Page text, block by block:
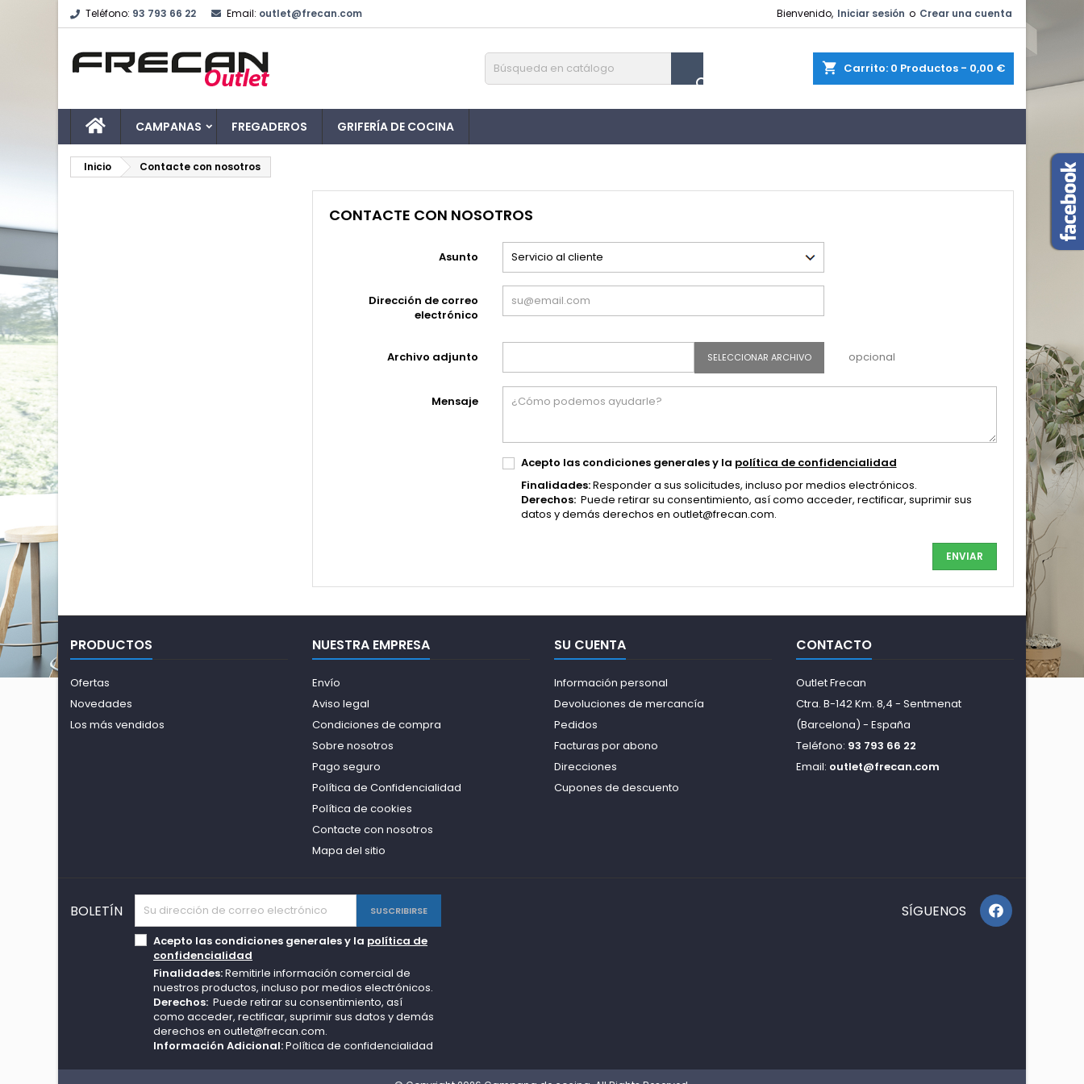
Teléfono: 93 793 66 22 Email: outlet@frecan.com Bienvenido, Iniciar sesión o Crear una cuenta
shopping_cart Carrito: 0 Productos - 0,00 €

CAMPANAS FREGADEROS GRIFERÍA DE COCINA
Inicio Contacte con nosotros
CONTACTE CON NOSOTROS
Asunto
Dirección de correo
electrónico
Archivo adjunto SELECCIONAR ARCHIVO opcional
Mensaje
Acepto las condiciones generales y la política de confidencialidad
Finalidades:Responder a sus solicitudes, incluso por medios electrónicos.
Derechos:Puede retirar su consentimiento, así como acceder, rectificar, suprimir sus
datos y demás derechos en outlet@frecan.com.
PRODUCTOS
Ofertas
Novedades
Los más vendidos
NUESTRA EMPRESA
Envío
Aviso legal
Condiciones de compra
Sobre nosotros
Pago seguro
Política de Confidencialidad
Política de cookies
Contacte con nosotros
Mapa del sitio
SU CUENTA
Información personal
Devoluciones de mercancía
Pedidos
Facturas por abono
Direcciones
Cupones de descuento
CONTACTO
Outlet Frecan
Ctra. B-142 Km. 8,4 - Sentmenat
(Barcelona) - España
Teléfono: 93 793 66 22
Email: outlet@frecan.com
BOLETÍN
Acepto las condiciones generales y la política de
confidencialidad
Finalidades:Remitirle información comercial de
nuestros productos, incluso por medios electrónicos.
Derechos: Puede retirar su consentimiento, así
como acceder, rectificar, suprimir sus datos y demás
derechos en outlet@frecan.com.
Información Adicional:Política de confidencialidad
SÍGUENOS